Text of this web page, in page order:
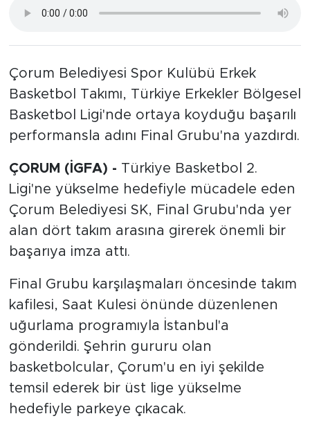
Çorum Belediyesi Spor Kulübü Erkek
Basketbol Takımı, Türkiye Erkekler Bölgesel
Basketbol Ligi'nde ortaya koyduğu başarılı
performansla adını Final Grubu'na yazdırdı.
ÇORUM (İGFA) - Türkiye Basketbol 2.
Ligi'ne yükselme hedefiyle mücadele eden
Çorum Belediyesi SK, Final Grubu'nda yer
alan dört takım arasına girerek önemli bir
başarıya imza attı.
Final Grubu karşılaşmaları öncesinde takım
kafilesi, Saat Kulesi önünde düzenlenen
uğurlama programıyla İstanbul'a
gönderildi. Şehrin gururu olan
basketbolcular, Çorum'u en iyi şekilde
temsil ederek bir üst lige yükselme
hedefiyle parkeye çıkacak.